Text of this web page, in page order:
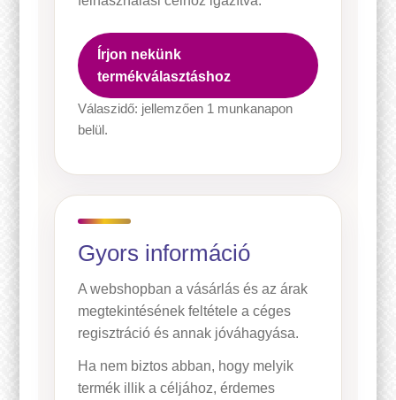
Írjon nekünk
termékválasztáshoz
Válaszidő: jellemzően 1 munkanapon
belül.
Gyors információ
A webshopban a vásárlás és az árak
megtekintésének feltétele a céges
regisztráció és annak jóváhagyása.
Ha nem biztos abban, hogy melyik
termék illik a céljához, érdemes